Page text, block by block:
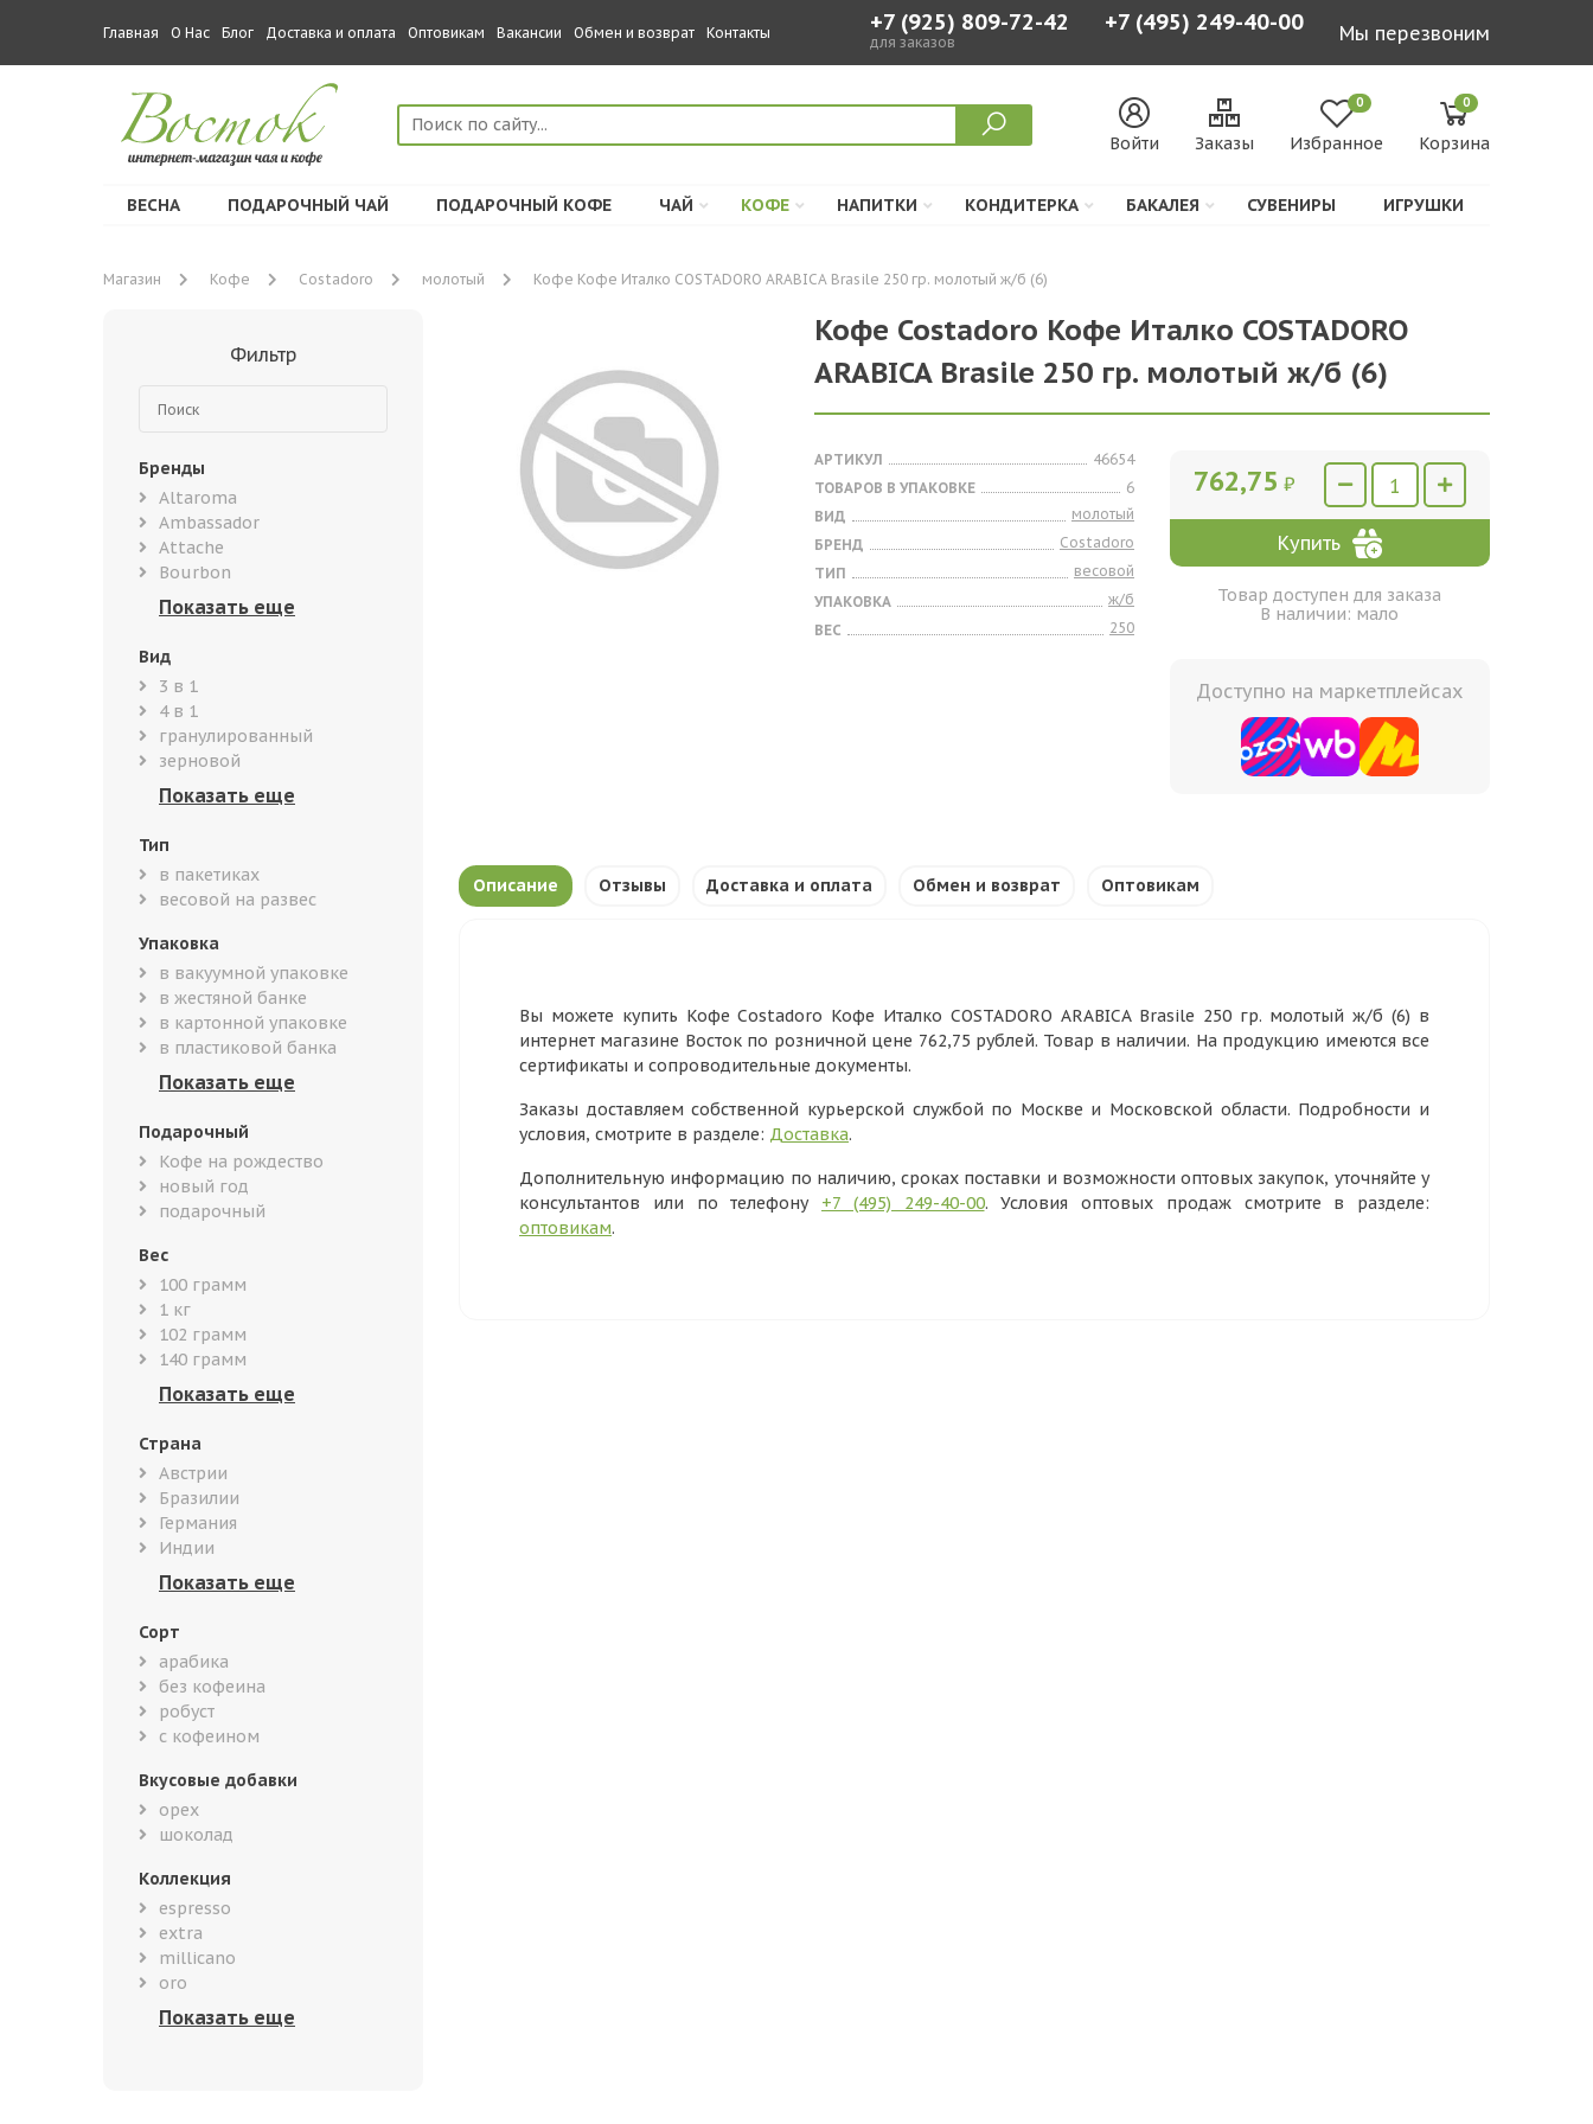
Главная О Нас Блог Доставка и оплата Оптовикам Вакансии Обмен и возврат Контакты +7 (925) 809-72-42
для заказов
+7 (495) 249-40-00 Мы перезвоним
Войти Заказы
0
Избранное
0
Корзина
ВЕСНА ПОДАРОЧНЫЙ ЧАЙ ПОДАРОЧНЫЙ КОФЕ ЧАЙ КОФЕ НАПИТКИ КОНДИТЕРКА БАКАЛЕЯ СУВЕНИРЫ ИГРУШКИ
Магазин Кофе Costadoro молотый Кофе Кофе Италко COSTADORO ARABICA Brasile 250 гр. молотый ж/б (6)
Фильтр
Бренды
Altaroma
Ambassador
Attache
Bourbon
Вид
3 в 1
4 в 1
гранулированный
зерновой
Тип
в пакетиках
весовой на развес
Упаковка
в вакуумной упаковке
в жестяной банке
в картонной упаковке
в пластиковой банка
Подарочный
Кофе на рождество
новый год
подарочный
Вес
100 грамм
1 кг
102 грамм
140 грамм
Страна
Австрии
Бразилии
Германия
Индии
Сорт
арабика
без кофеина
робуст
с кофеином
Вкусовые добавки
орех
шоколад
Коллекция
espresso
extra
millicano
oro
Кофе Costadoro Кофе Италко COSTADORO
ARABICA Brasile 250 гр. молотый ж/б (6)
АРТИКУЛ
46654
ТОВАРОВ В УПАКОВКЕ
6
ВИД
молотый
БРЕНД
Costadoro
ТИП
весовой
УПАКОВКА
ж/б
ВЕС
250
762,75 ₽
Купить
Товар доступен для заказа
В наличии: мало
Доступно на маркетплейсах
Описание Отзывы Доставка и оплата Обмен и возврат Оптовикам
Вы можете купить Кофе Costadoro Кофе Италко COSTADORO ARABICA Brasile 250 гр. молотый ж/б (6) в
интернет магазине Восток по розничной цене 762,75 рублей. Товар в наличии. На продукцию имеются все
сертификаты и сопроводительные документы.
Заказы доставляем собственной курьерской службой по Москве и Московской области. Подробности и
условия, смотрите в разделе: Доставка.
Дополнительную информацию по наличию, сроках поставки и возможности оптовых закупок, уточняйте у
консультантов или по телефону +7 (495) 249-40-00. Условия оптовых продаж смотрите в разделе:
оптовикам.